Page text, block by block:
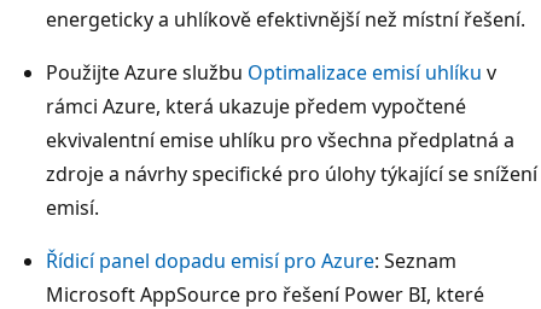
energeticky a uhlíkově efektivnější než místní řešení.
Použijte Azure službu Optimalizace emisí uhlíku v
rámci Azure, která ukazuje předem vypočtené
ekvivalentní emise uhlíku pro všechna předplatná a
zdroje a návrhy specifické pro úlohy týkající se snížení
emisí.
Řídicí panel dopadu emisí pro Azure: Seznam
Microsoft AppSource pro řešení Power BI, které